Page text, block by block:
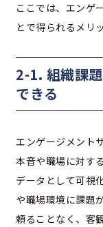
ここでは、エンゲ
とで得られるメリ
2-1. 組織課
できる
エンゲージメント
本音や職場に対す
データとして可視
や職場環境に課題
頼ることなく、客